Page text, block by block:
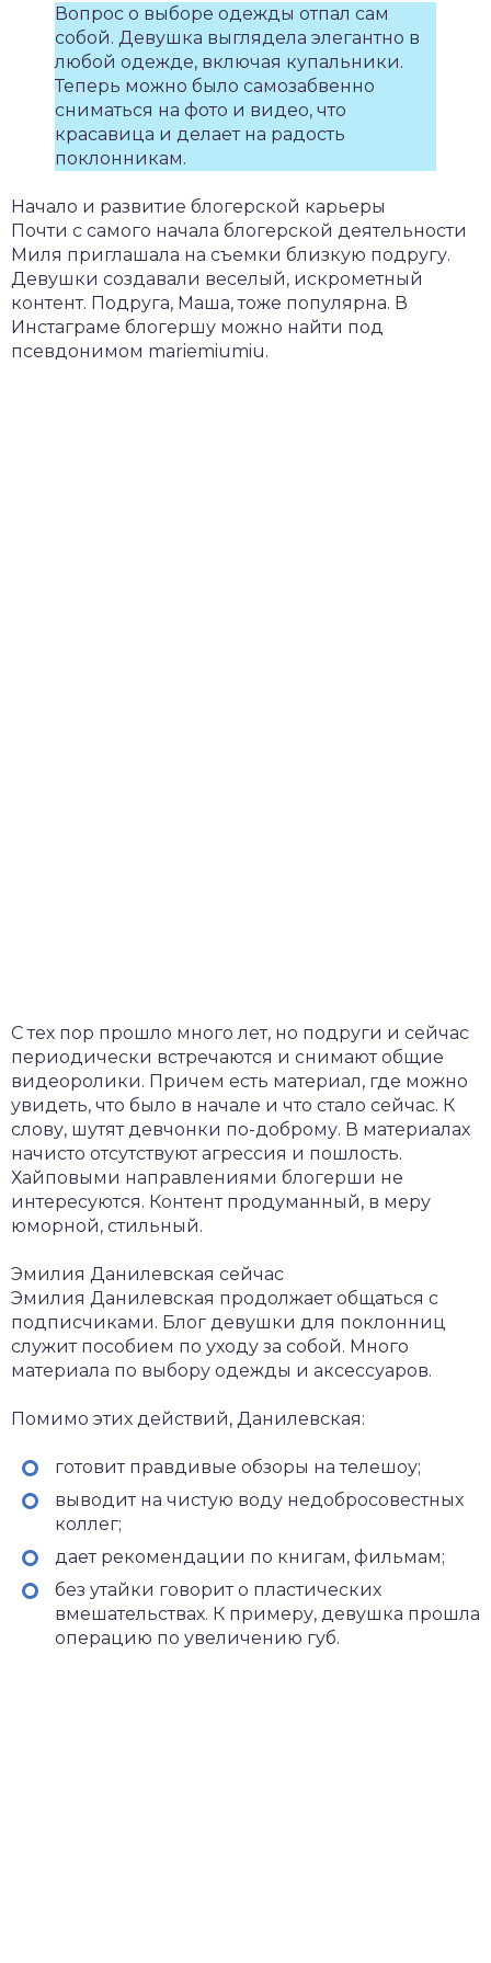
Вопрос о выборе одежды отпал сам
собой. Девушка выглядела элегантно в
любой одежде, включая купальники.
Теперь можно было самозабвенно
сниматься на фото и видео, что
красавица и делает на радость
поклонникам.
Начало и развитие блогерской карьеры
Почти с самого начала блогерской деятельности
Миля приглашала на съемки близкую подругу.
Девушки создавали веселый, искрометный
контент. Подруга, Маша, тоже популярна. В
Инстаграме блогершу можно найти под
псевдонимом mariemiumiu.
С тех пор прошло много лет, но подруги и сейчас
периодически встречаются и снимают общие
видеоролики. Причем есть материал, где можно
увидеть, что было в начале и что стало сейчас. К
слову, шутят девчонки по-доброму. В материалах
начисто отсутствуют агрессия и пошлость.
Хайповыми направлениями блогерши не
интересуются. Контент продуманный, в меру
юморной, стильный.
Эмилия Данилевская сейчас
Эмилия Данилевская продолжает общаться с
подписчиками. Блог девушки для поклонниц
служит пособием по уходу за собой. Много
материала по выбору одежды и аксессуаров.
Помимо этих действий, Данилевская:
готовит правдивые обзоры на телешоу;
выводит на чистую воду недобросовестных
коллег;
дает рекомендации по книгам, фильмам;
без утайки говорит о пластических
вмешательствах. К примеру, девушка прошла
операцию по увеличению губ.